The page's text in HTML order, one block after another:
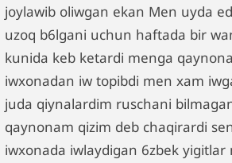
joylawib oliwgan ekan Men uyda
uzoq b6lgani uchun haftada bir
kunida keb ketardi menga
iwxonadan iw topibdi men xam
juda qiynalardim ruschani
qaynonam qizim deb chaqirardi
iwxonada iwlaydigan 6zbek